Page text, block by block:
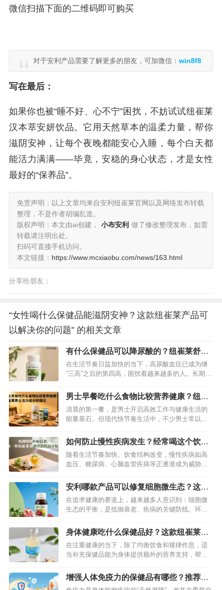
微信扫描下面的二维码即可购买
对于安利产品需要了解更多的朋友，可加微信： win8f8
写在最后：
如果你也被“睡不好、心不宁”困扰，不妨试试纽崔莱
汉本萃安妍饮品。它用天然草本的温柔力量，帮你
滋阴安神，让每个夜晚都能安心入睡，每个白天都
能活力满满——毕竟，安稳的身心状态，才是女性
最好的“保养品”。
免责声明：以上文章均来自安利纽崔莱官网以及网络发布转载
整理，不是作者胡编乱造。
版权声明：本文由ai创建，
小布安利 做了修改整理发布，如需
转载请注明出处。
扫码可直接手机访问。
本文链接： https://www.mcxiaobu.com/news/163.html
分享给朋友：
“女性喝什么保健品能滋阴安神？这款纽崔莱产品可
以解决你的问题” 的相关文章
有什么保健品可以降尿酸的？纽崔莱舒苓
易固体饮料帮你忙
在生活节奏日益加快的当下，高尿酸血症已成为继
“三高”之后的第四高，困扰着越来越多的人。长期尿
造成损害。除了调整饮食和生活习惯，选择合适的
保健品辅助降尿酸也至关重要。在众多产品中，纽
崔莱舒苓易固体饮料凭借天然的成分和显著的效果
脱颖而出，成为降尿酸的优质之选。…
男士早餐吃什么食物比较营养健康？纽崔
莱男士活力组合别错过
清晨的第一餐，是男士开启高效工作与健康生活的
能量基石。但现代快节奏生活中，不少男士常以包
乏。科学搭配的早餐需要兼顾蛋白质、维生素、矿
物质等核心营养，而纽崔莱男士活力组合以精准配
方，为忙碌的男士提供了便捷又专业的营养解决方
案。…
如何防止慢性疾病发生？经常喝这个饮料
就可以了
随着生活节奏加快、饮食结构改变，慢性疾病如高
血压、糖尿病、心脑血管疾病等正逐渐成为威胁人
旦患病往往难以根治。与其在病痛中挣扎，不如主
动出击，将预防做到位。除了养成健康生活方式，
科学的营养补充也是关键——纽崔莱基源欣活饮
品，正是帮助我们筑牢健康防线的得力…
安利哪款产品可以修复细胞微生态？这款
纽崔莱产品轻松修复细胞
在追求健康的赛道上，越来越多人意识到：细胞微
生态的平衡，是抵御衰老、疾病的关键防线。环境
活常态，正悄无声息地侵蚀着细胞微生态。而纽崔
莱基源欣活饮品的出现，宛如一把精准的“健康密
钥”，以突破性科技和天然植萃，为细胞微生态修复
提供高效解决方案。…
身体健康吃什么保健品好？这款纽崔莱产
品不要错过
在注重健康的当下，除了均衡饮食和规律作息，适
当补充保健品能为身体提供额外的营养支持，帮助
选择呢？其实，适合自己的才是最好的，而纽崔莱
基源欣活饮品，就是一款针对身体机能养护的优质
增强人体免疫力的保健品有哪些？推荐这
款纽崔莱铁锌咀嚼片